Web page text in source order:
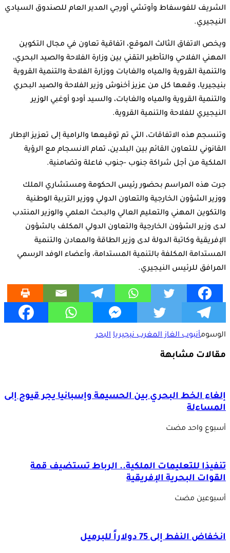
الشريف للفوسفاط وأوتشي أورجي المدير العام للصندوق السيادي
النيجيري.
ويخص الاتفاق الثالث الموقع، اتفاقية تعاون في مجال التكوين
المهني الفلاحي والتأطير التقني بين وزارة الفلاحة والصيد البحري،
والتنمية القروية والمياه والغابات ووزارة الفلاحة والتنمية القروية
بنيجيريا، وقعها كل من عزيز أخنوش وزير الفلاحة والصيد البحري
والتنمية القروية والمياه والغابات، والسيد أودو أوغبي الوزير
النيجيري للفلاحة والتنمية القروية.
وتنسجم هذه الاتفاقات، التي تم توقيعها والرامية إلى تعزيز الإطار
القانوني للتعاون القائم بين البلدين، تمام الانسجام مع الرؤية
الملكية من أجل شراكة جنوب -جنوب فاعلة وتضامنية.
جرت هذه المراسم بحضور رئيس الحكومة ومستشاري الملك
ووزير الشؤون الخارجية والتعاون الدولي ووزير التربية الوطنية
والتكوين المهني والتعليم العالي والبحث العلمي والوزير المنتدب
لدى وزير الشؤون الخارجية والتعاون الدولي المكلف بالشؤون
الإفريقية وكاتبة الدولة لدى وزير الطاقة والمعادن والتنمية
المستدامة المكلفة بالتنمية المستدامة، وأعضاء الوفد الرسمي
المرافق للرئيس النيجيري.
الوسومأنبوب الغاز المغرب نيجيريا البحر
مقالات مشابهة
إلغاء الخط البحري بين الحسيمة وإسبانيا يجر قيوح إلى
المساءلة
‏أسبوع واحد مضت
تنفيذا للتعليمات الملكية.. الرباط تستضيف قمة
القوات البحرية الإفريقية
‏أسبوعين مضت
انخفاض النفط إلى 75 دولاراً للبرميل